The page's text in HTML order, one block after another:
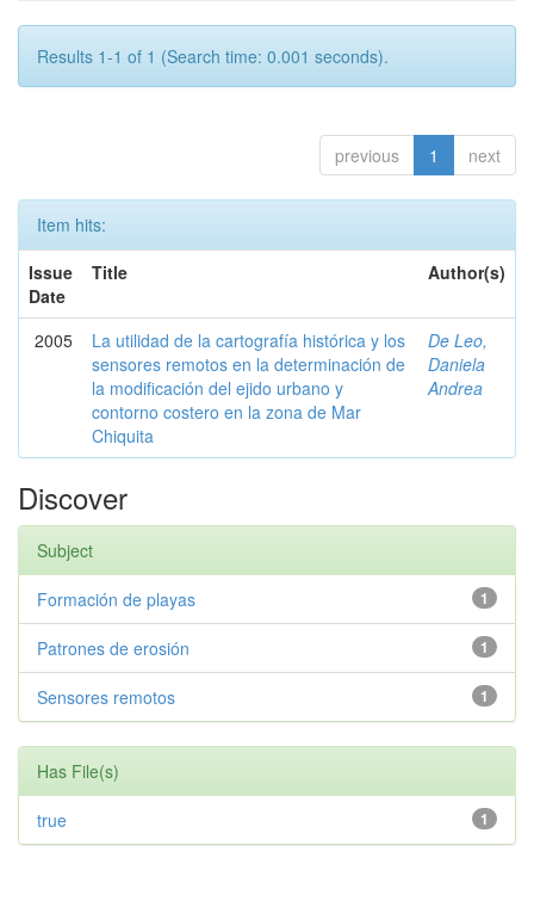
Results 1-1 of 1 (Search time: 0.001 seconds).
previous 1 next
Item hits:
Issue
Date
Title Author(s)
2005
La utilidad de la cartografía histórica y los
sensores remotos en la determinación de
la modificación del ejido urbano y
contorno costero en la zona de Mar
Chiquita
De Leo,
Daniela
Andrea
Discover
Subject
1
Formación de playas
1
Patrones de erosión
1
Sensores remotos
Has File(s)
1
true